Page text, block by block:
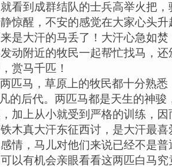
看到成群结队的士兵高举火把
惊醒，不安的感觉在大家心头
是大汗的马丢了！大汗心急如
动附近的牧民一起帮忙找马，
赏马千匹！
匹马，草原上的牧民都十分熟
的后代。两匹马都是天生的神
加上从小就受到严格的训练，
木真大汗东征西讨，是大汗最
情，马儿对他们来说已经不是
以有机会亲眼看看这两匹白马